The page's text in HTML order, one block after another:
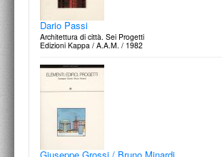
Cina Conforto, Gabriele De Giorgi, Alessandra
Pazzaglini
Magma Editrice / 1977
Vittorio de Feo
Il piacere dell'architettura
Dario Passi
Architettura di città. Sei Progetti
Edizioni Kappa / A.A.M. / 1982
Giuseppe Grossi / Bruno Minardi